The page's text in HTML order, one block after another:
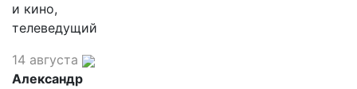
и кино,
телеведущий
14 августа
Александр